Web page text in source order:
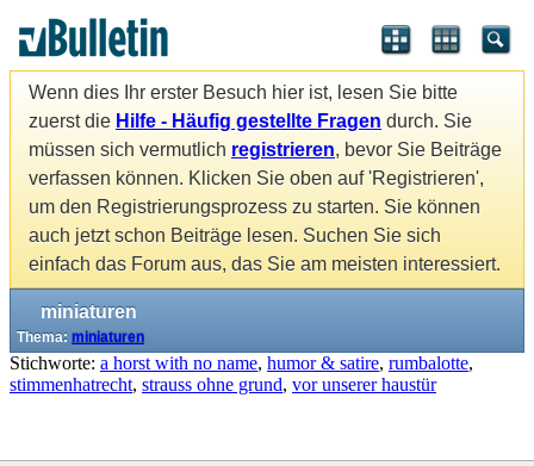
Wenn dies Ihr erster Besuch hier ist, lesen Sie bitte
zuerst die Hilfe - Häufig gestellte Fragen durch. Sie
müssen sich vermutlich registrieren, bevor Sie Beiträge
verfassen können. Klicken Sie oben auf 'Registrieren',
um den Registrierungsprozess zu starten. Sie können
auch jetzt schon Beiträge lesen. Suchen Sie sich
einfach das Forum aus, das Sie am meisten interessiert.
miniaturen
Thema: miniaturen
Stichworte: a horst with no name, humor & satire, rumbalotte,
stimmenhatrecht, strauss ohne grund, vor unserer haustür